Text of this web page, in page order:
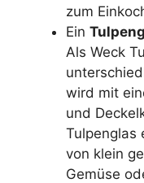
zum
Ein
Als Weck
wird mit
und
Tulpenglas
von klein
Gemüse